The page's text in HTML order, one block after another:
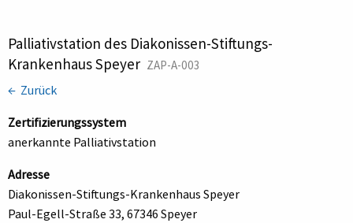
Palliativstation des Diakonissen-Stiftungs-
Krankenhaus Speyer ZAP-A-003
← Zurück
Zertifizierungssystem
anerkannte Palliativstation
Adresse
Diakonissen-Stiftungs-Krankenhaus Speyer
Paul-Egell-Straße 33, 67346 Speyer